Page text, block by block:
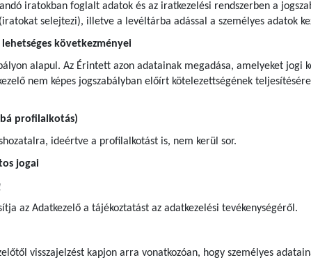
iratokban foglalt adatok és az iratkezelési rendszerben a
selejtezi), illetve a levéltárba adással a személyes adatok
következményei
alapul. Az Érintett azon adatainak megadása, amelyeket jogi
nem képes jogszabályban előírt kötelezettségének
profilalkotás)
ideértve a profilalkotást is, nem kerül sor.
jogai
az Adatkezelő a tájékoztatást az adatkezelési tevékenységéről.
visszajelzést kapjon arra vonatkozóan, hogy személyes